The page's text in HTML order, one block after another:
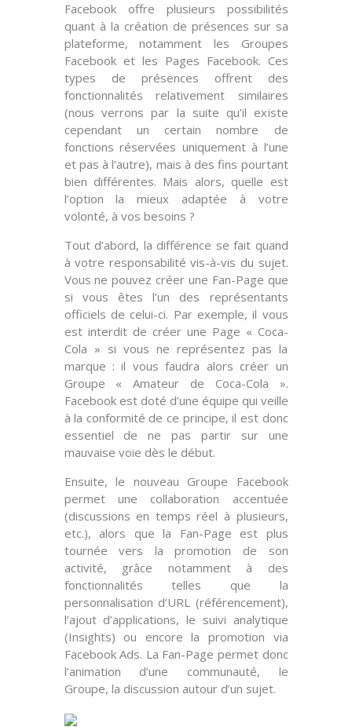
Facebook offre plusieurs possibilités
quant à la création de présences sur sa
plateforme, notamment les Groupes
Facebooket les Pages Facebook. Ces
types de présences offrent des
fonctionnalités relativement similaires
(nous verrons par la suite qu’il existe
cependant un certain nombre de
fonctions réservées uniquement à l’une
et pas à l’autre), mais à des fins pourtant
bien différentes. Mais alors, quelle est
l’option la mieux adaptée à votre
volonté, à vos besoins ?
Tout d’abord, la différence se fait quand
à votre responsabilité vis-à-vis du sujet.
Vous ne pouvez créer une Fan-Page que
si vous êtes l’un des représentants
officiels de celui-ci. Par exemple, il vous
est interdit de créer une Page « Coca-
Cola » si vous ne représentez pas la
marque : il vous faudra alors créer un
Groupe « Amateur de Coca-Cola ».
Facebook est doté d’une équipe qui veille
à la conformité de ce principe, il est donc
essentiel de ne pas partir sur une
mauvaise voie dès le début.
Ensuite, le nouveau Groupe Facebook
permet une collaboration accentuée
(discussions en temps réel à plusieurs,
etc.), alors que la Fan-Page est plus
tournée vers lapromotion de son
activité, grâce notamment à des
fonctionnalités telles que la
personnalisation d’URL (référencement),
l’ajout d’applications, le suivi analytique
(Insights) ou encore la promotion via
Facebook Ads. La Fan-Page permet donc
l’animation d’une communauté, le
Groupe, la discussion autour d’un sujet.